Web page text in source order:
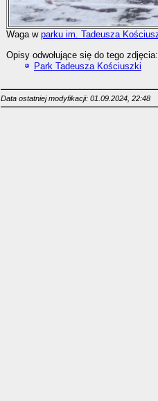
Waga w parku im. Tadeusza
Opisy odwołujące się do tego zdjęcia:
Park Tadeusza Kościuszki
Data ostatniej modyfikacji: 01.09.2024, 22:48